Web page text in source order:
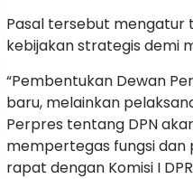
Pasal tersebut mengatur
kebijakan strategis demi
“Pembentukan Dewan
baru, melainkan
Perpres tentang DPN
mempertegas fungsi dan
rapat dengan Komisi I DPR